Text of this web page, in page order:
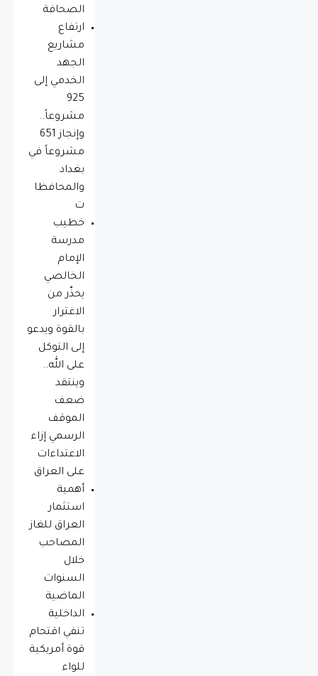
الصحافة
ارتفاع
مشاريع
الجهد
الخدمي إلى
925
مشروعاً..
وإنجاز 651
مشروعاً في
بغداد
والمحافظا
ت
خطيب
مدرسة
الإمام
الخالصي
يحذّر من
الاغترار
بالقوة ويدعو
إلى التوكل
على الله..
وينتقد
ضعف
الموقف
الرسمي إزاء
الاعتداءات
على العراق
أهمية
استثمار
العراق للغاز
المصاحب
خلال
السنوات
الماضية
الداخلية
تنفي اقتحام
قوة أمريكية
للواء